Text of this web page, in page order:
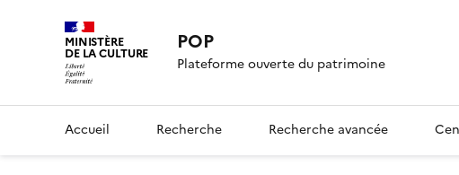
MINISTÈRE
DE LA CULTURE POP
Plateforme ouverte du patrimoine
Accueil Recherche Recherche avancée